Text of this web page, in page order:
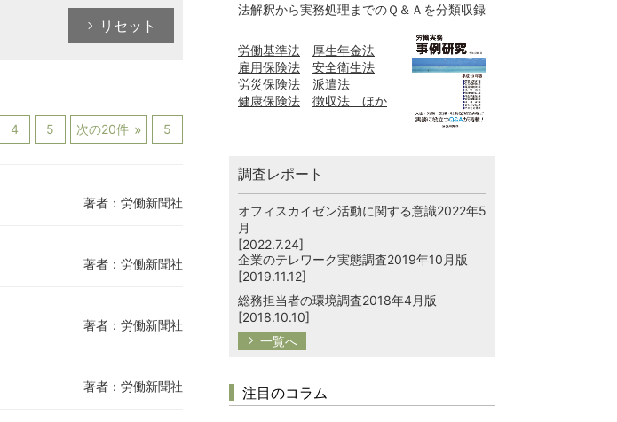
リセット
4 5 次の20件 5
著者：労働新聞社
著者：労働新聞社
著者：労働新聞社
著者：労働新聞社
法解釈から実務処理までのＱ＆Ａを分類収録
労働基準法
厚生年金法
雇用保険法
安全衛生法
労災保険法
派遣法
健康保険法
徴収法 ほか
調査レポート
オフィスカイゼン活動に関する意識2022年5
月
[2022.7.24]
企業のテレワーク実態調査2019年10月版
[2019.11.12]
総務担当者の環境調査2018年4月版
[2018.10.10]
一覧へ
注目のコラム